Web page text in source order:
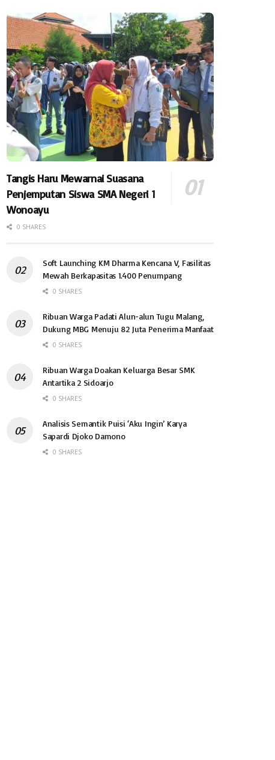
Tangis Haru Mewarnai Suasana
Penjemputan Siswa SMA Negeri 1
Wonoayu
0 SHARES
Soft Launching KM Dharma Kencana V, Fasilitas
Mewah Berkapasitas 1.400 Penumpang
0 SHARES
Ribuan Warga Padati Alun-alun Tugu Malang,
Dukung MBG Menuju 82 Juta Penerima Manfaat
0 SHARES
Ribuan Warga Doakan Keluarga Besar SMK
Antartika 2 Sidoarjo
0 SHARES
Analisis Semantik Puisi ‘Aku Ingin’ Karya
Sapardi Djoko Damono
0 SHARES